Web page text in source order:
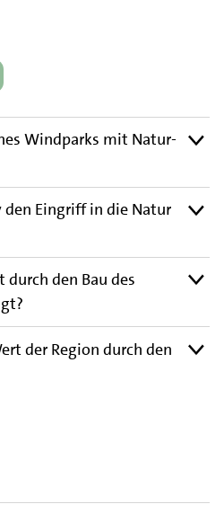
Windparks mit Natur-
den Eingriff in die Natur
den Bau des
der Region durch den